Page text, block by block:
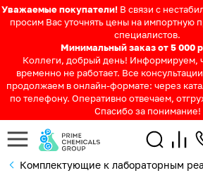
Уважаемые покупатели! В связи с
просим Вас уточнять цены на импортную
специалистов.
Минимальный заказ от 5 000
Коллеги, добрый день! Информируем,
временно не работает. Все
продолжаем в онлайн-формате: через
по телефону. Оперативно отвечаем,
Спасибо за понимание!
Комплектующие к лабораторным